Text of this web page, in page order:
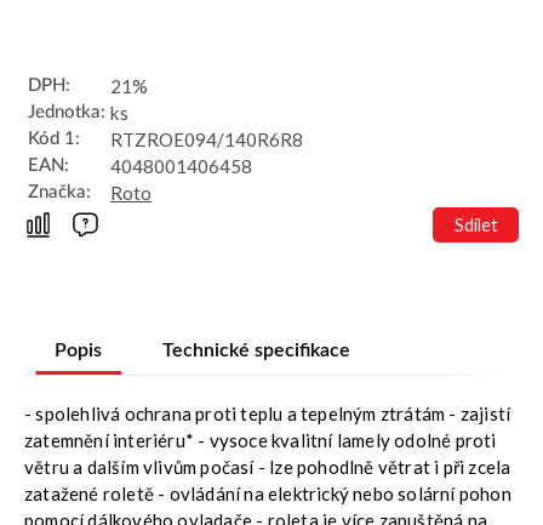
DPH: 21%
Jednotka: ks
Kód 1: RTZROE094/140R6R8
EAN: 4048001406458
Značka: Roto
Sdílet
Popis Technické specifikace
- spolehlivá ochrana proti teplu a tepelným ztrátám - zajistí
zatemnění interiéru* - vysoce kvalitní lamely odolné proti
větru a dalším vlivům počasí - lze pohodlně větrat i při zcela
zatažené roletě - ovládání na elektrický nebo solární pohon
pomocí dálkového ovladače - roleta je více zapuštěná na